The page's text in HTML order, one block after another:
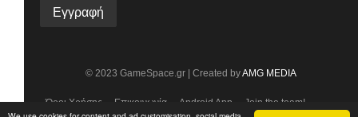
© 2023 GameSpace.gr | Created byAMG MEDIA
Όροι Χρήσης Επικοινωνία Android App Join the team!